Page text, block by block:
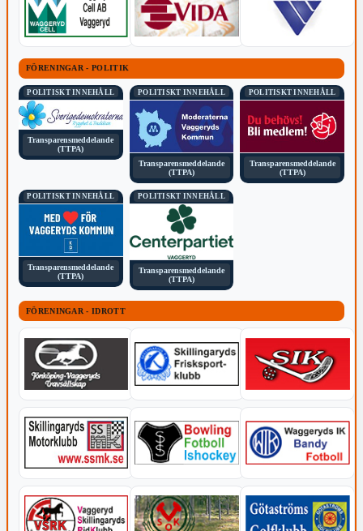
FÖRENINGAR - POLITIK
POLITISKT INNEHÅLL
Transparensmeddelande
(TTPA)
POLITISKT INNEHÅLL
Transparensmeddelande
(TTPA)
POLITISKT INNEHÅLL
Transparensmeddelande
(TTPA)
POLITISKT INNEHÅLL
Transparensmeddelande
(TTPA)
POLITISKT INNEHÅLL
Transparensmeddelande
(TTPA)
FÖRENINGAR - IDROTT